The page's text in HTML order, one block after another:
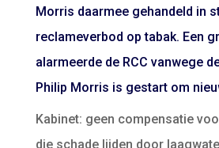
Morris daarmee gehandeld in
reclameverbod op tabak. Een
alarmeerde de RCC vanwege
Philip Morris is gestart om
Kabinet: geen compensatie
die schade lijden door